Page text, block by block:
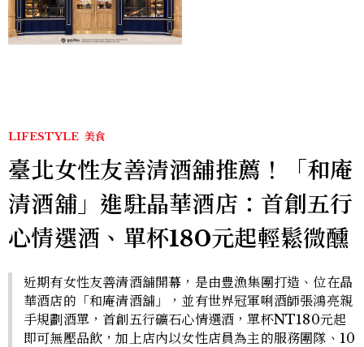
LIFESTYLE 美食
臺北女性友善清酒舖推薦！「和庵
清酒舖」進駐晶華酒店：首創五行
心情選酒、單杯180元起輕鬆微醺
近期有女性友善清酒舖開幕，是由豊漁集團打造、位在晶
華酒店的「和庵清酒舖」，並有世界冠軍唎酒師張鴻亮親
手規劃酒單，首創五行礦石心情選酒，單杯NT180元起
即可無壓品飲，加上店內以女性店員為主的服務團隊、10